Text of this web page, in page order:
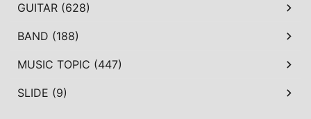
GUITAR (628)
BAND (188)
MUSIC TOPIC (447)
SLIDE (9)